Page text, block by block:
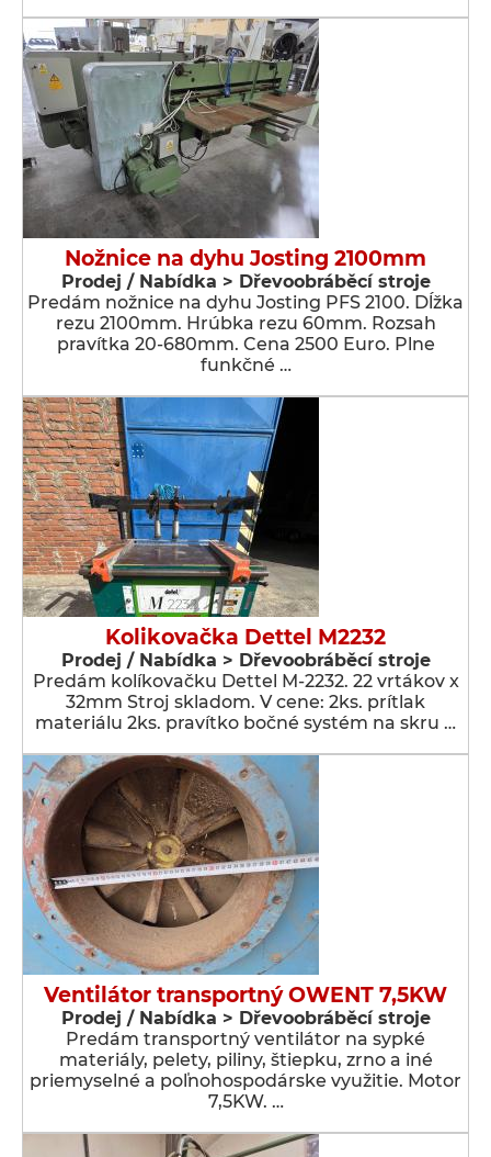
Nožnice na dyhu Josting 2100mm
Prodej / Nabídka > Dřevoobráběcí stroje
Predám nožnice na dyhu Josting PFS 2100. Dĺžka
rezu 2100mm. Hrúbka rezu 60mm. Rozsah
pravítka 20-680mm. Cena 2500 Euro. Plne
funkčné …
Kolikovačka Dettel M2232
Prodej / Nabídka > Dřevoobráběcí stroje
Predám kolíkovačku Dettel M-2232. 22 vrtákov x
32mm Stroj skladom. V cene: 2ks. prítlak
materiálu 2ks. pravítko bočné systém na skru …
Ventilátor transportný OWENT 7,5KW
Prodej / Nabídka > Dřevoobráběcí stroje
Predám transportný ventilátor na sypké
materiály, pelety, piliny, štiepku, zrno a iné
priemyselné a poľnohospodárske využitie. Motor
7,5KW. …